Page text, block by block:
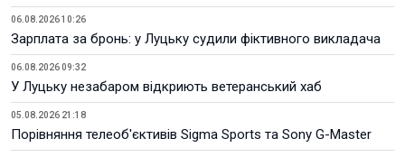
06.08.2026 10:26
Зарплата за бронь: у Луцьку судили фіктивного викладача
06.08.2026 09:32
У Луцьку незабаром відкриють ветеранський хаб
05.08.2026 21:18
Порівняння телеоб'єктивів Sigma Sports та Sony G-Master